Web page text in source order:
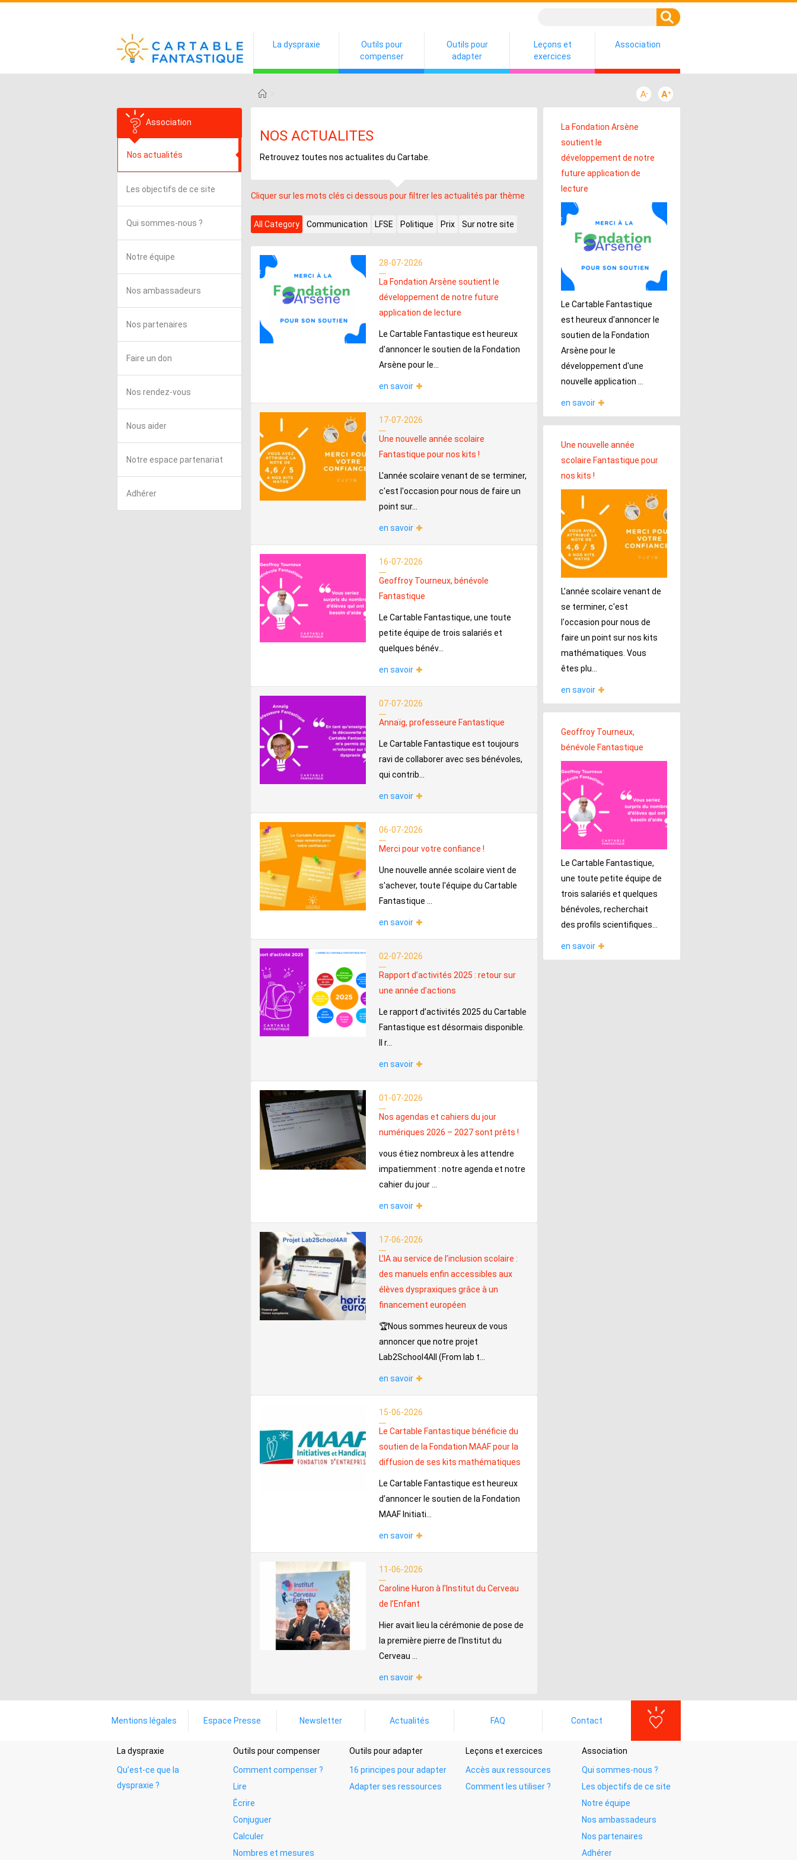
La dyspraxie
Outils pour
compenser
Outils pour
adapter
Leçons et
exercices
Association
Association
Nos actualités
Les objectifs de ce site
Qui sommes-nous ?
Notre équipe
Nos ambassadeurs
Nos partenaires
Faire un don
Nos rendez-vous
Nous aider
Notre espace partenariat
Adhérer
NOS ACTUALITES
Retrouvez toutes nos actualites du Cartabe.
Cliquer sur les mots clés ci dessous pour filtrer les actualités par thème
All Category Communication LFSE Politique Prix Sur notre site
28-07-2026
La Fondation Arsène soutient le
développement de notre future
application de lecture
Le Cartable Fantastique est heureux
d'annoncer le soutien de la Fondation
Arsène pour le...
en savoir
17-07-2026
Une nouvelle année scolaire
Fantastique pour nos kits !
L'année scolaire venant de se terminer,
c'est l'occasion pour nous de faire un
point sur...
en savoir
16-07-2026
Geoffroy Tourneux, bénévole
Fantastique
Le Cartable Fantastique, une toute
petite équipe de trois salariés et
quelques bénév...
en savoir
07-07-2026
Annaïg, professeure Fantastique
Le Cartable Fantastique est toujours
ravi de collaborer avec ses bénévoles,
qui contrib...
en savoir
06-07-2026
Merci pour votre confiance !
Une nouvelle année scolaire vient de
s'achever, toute l'équipe du Cartable
Fantastique ...
en savoir
02-07-2026
Rapport d’activités 2025 : retour sur
une année d’actions
Le rapport d’activités 2025 du Cartable
Fantastique est désormais disponible.
Il r...
en savoir
01-07-2026
Nos agendas et cahiers du jour
numériques 2026 – 2027 sont prêts !
vous étiez nombreux à les attendre
impatiemment : notre agenda et notre
cahier du jour ...
en savoir
17-06-2026
L’IA au service de l’inclusion scolaire :
des manuels enfin accessibles aux
élèves dyspraxiques grâce à un
financement européen
🏆Nous sommes heureux de vous
annoncer que notre projet
Lab2School4All (From lab t...
en savoir
15-06-2026
Le Cartable Fantastique bénéficie du
soutien de la Fondation MAAF pour la
diffusion de ses kits mathématiques
Le Cartable Fantastique est heureux
d’annoncer le soutien de la Fondation
MAAF Initiati...
en savoir
11-06-2026
Caroline Huron à l’Institut du Cerveau
de l’Enfant
Hier avait lieu la cérémonie de pose de
la première pierre de l’Institut du
Cerveau ...
en savoir
La Fondation Arsène
soutient le
développement de notre
future application de
lecture
Le Cartable Fantastique
est heureux d'annoncer le
soutien de la Fondation
Arsène pour le
développement d'une
nouvelle application ...
en savoir
Une nouvelle année
scolaire Fantastique pour
nos kits !
L'année scolaire venant de
se terminer, c'est
l'occasion pour nous de
faire un point sur nos kits
mathématiques. Vous
êtes plu...
en savoir
Geoffroy Tourneux,
bénévole Fantastique
Le Cartable Fantastique,
une toute petite équipe de
trois salariés et quelques
bénévoles, recherchait
des profils scientifiques...
en savoir
Mentions légales Espace Presse Newsletter Actualités FAQ Contact
La dyspraxie
Qu’est-ce que la
dyspraxie ?
Outils pour compenser
Comment compenser ?
Lire
Écrire
Conjuguer
Calculer
Nombres et mesures
Outils pour adapter
16 principes pour adapter
Adapter ses ressources
Leçons et exercices
Accès aux ressources
Comment les utiliser ?
Association
Qui sommes-nous ?
Les objectifs de ce site
Notre équipe
Nos ambassadeurs
Nos partenaires
Adhérer